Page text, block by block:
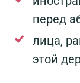
перед
лица,
этой